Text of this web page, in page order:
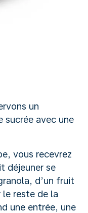
un
sucrée avec une
vous recevrez
déjeuner se
d’un fruit
le reste de la
une entrée, une